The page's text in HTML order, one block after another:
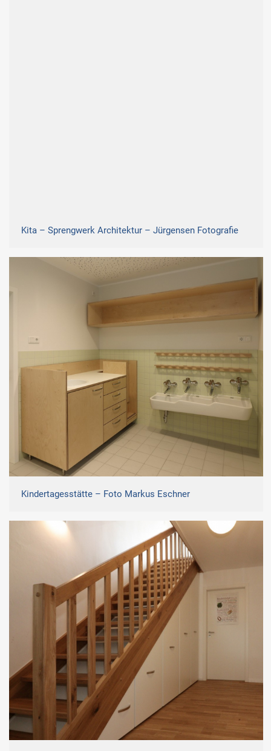
Kita – Sprengwerk Architektur – Jürgensen Fotografie
Kindertagesstätte – Foto Markus Eschner